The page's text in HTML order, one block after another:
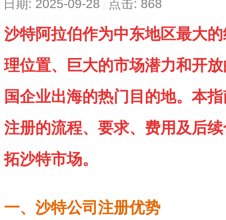
日期: 2025-09-28 点击: 868
沙特阿拉伯作为中东地区最大
理位置、巨大的市场潜力和开
国企业出海的热门目的地。本
注册的流程、要求、费用及后
拓沙特市场。
一、沙特公司注册优势